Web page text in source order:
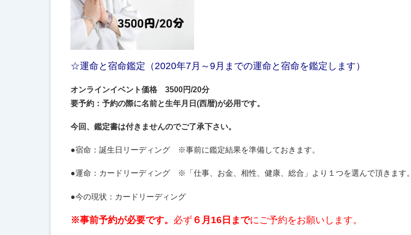
☆運命と宿命鑑定（2020年7月～9月までの運命と宿命を鑑定します）
オンラインイベント価格 3500円/20分
要予約：予約の際に名前と生年月日(西暦)が必用です。
今回、鑑定書は付きませんのでご了承下さい。
●宿命：誕生日リーディング ※事前に鑑定結果を準備しておきます。
●運命：カードリーディング ※「仕事、お金、相性、健康、総合」より１つを選んで頂きます。
●今の現状：カードリーディング
※事前予約が必要です。 必ず６月16日までにご予約をお願いします。